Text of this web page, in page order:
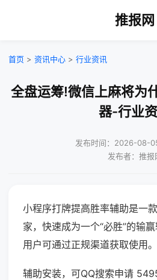
推报网
首页 > 资讯中心 > 行业资讯
全盘运筹!微信上麻将为
器-行业
发布时间：2026-08-
发布者：推报
小程序打牌提高胜率辅助是一
家，快速成为一个“必胜”的输
用户可通过正规渠道获取使用。
辅助安装，可QQ搜索申请